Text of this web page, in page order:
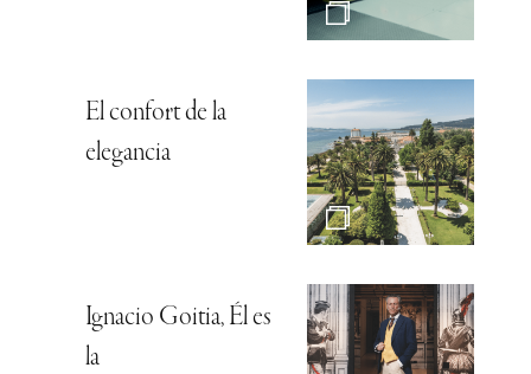
El confort de la
elegancia
Ignacio Goitia, Él es
la